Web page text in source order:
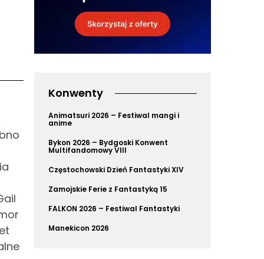
Konwenty
Animatsuri 2026 – Festiwal mangi i
anime
Bykon 2026 – Bydgoski Konwent
Multifandomowy VIII
Częstochowski Dzień Fantastyki XIV
Zamojskie Ferie z Fantastyką 15
FALKON 2026 – Festiwal Fantastyki
Manekicon 2026